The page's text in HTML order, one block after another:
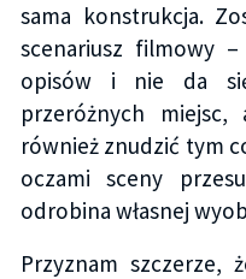
sama konstrukcja.
scenariusz filmowy
opisów i nie da się
przeróżnych
również znudzić tym
oczami sceny
odrobina własnej
Przyznam szczerze,